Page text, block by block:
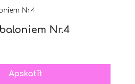
Nr.4
Apskatīt